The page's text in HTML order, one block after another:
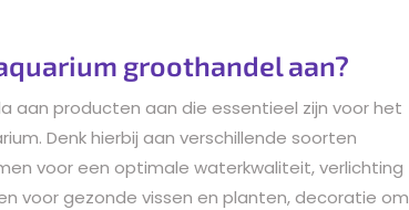
groothandel aan?
aan producten aan die essentieel zijn voor het
Denk hierbij aan verschillende soorten
voor een optimale waterkwaliteit, verlichting
voor gezonde vissen en planten, decoratie om